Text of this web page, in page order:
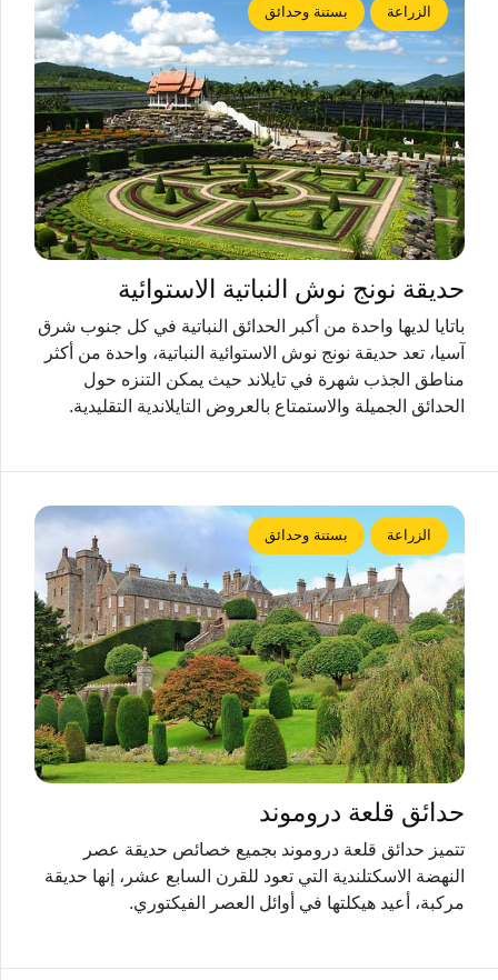
الزراعة بستنة وحدائق
حديقة نونج نوش النباتية الاستوائية
باتايا لديها واحدة من أكبر الحدائق النباتية في كل جنوب شرق
آسيا، تعد حديقة نونج نوش الاستوائية النباتية، واحدة من أكثر
مناطق الجذب شهرة في تايلاند حيث يمكن التنزه حول
الحدائق الجميلة والاستمتاع بالعروض التايلاندية التقليدية.
الزراعة بستنة وحدائق
حدائق قلعة دروموند
تتميز حدائق قلعة دروموند بجميع خصائص حديقة عصر
النهضة الاسكتلندية التي تعود للقرن السابع عشر، إنها حديقة
مركبة، أعيد هيكلتها في أوائل العصر الفيكتوري.